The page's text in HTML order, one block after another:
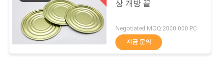
상 개방 끝
Negotiated MOQ:2000 000 PC
지금 문의